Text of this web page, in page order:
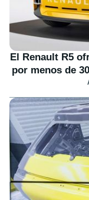
El Renault R5
por menos de